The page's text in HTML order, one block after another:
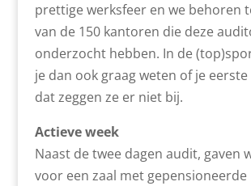
prettige werksfeer en we behoren
van de 150 kantoren die deze
onderzocht hebben. In de
je dan ook graag weten of je
dat zeggen ze er niet bij.
Actieve week
Naast de twee dagen audit, gaven
voor een zaal met gepensioneerde